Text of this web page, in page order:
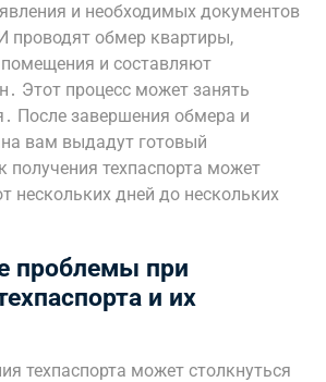
и необходимых документов
проводят обмер квартиры,
и составляют
Этот процесс может занять
После завершения обмера и
вам выдадут готовый
получения техпаспорта может
нескольких дней до нескольких
проблемы при
и их
техпаспорта может столкнуться